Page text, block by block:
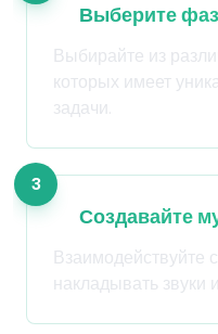
Выберите
Выбирайте из
которых имеет
задачи.
3
Создавайте
Взаимодействуйте
накладывать звуки